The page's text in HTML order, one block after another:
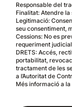
Responsable del
Finalitat: Atendre la
Legitimació:
seu consentiment,
Cessions: No es
requeriment
DRETS: Accés,
portabilitat,
tractament de les
a l’Autoritat de
Més informació a la